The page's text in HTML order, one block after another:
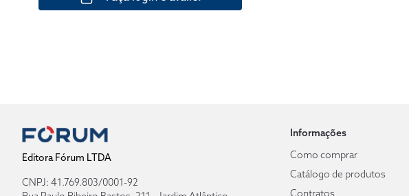
Editora Fórum LTDA
CNPJ: 41.769.803/0001-92
Informações
Como comprar
Catálogo de produtos
Contratos